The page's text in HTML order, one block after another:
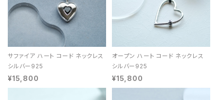
サファイア ハート コード ネックレス
シルバー925
¥15,800
オープン ハート コード ネックレス
シルバー925
¥15,800